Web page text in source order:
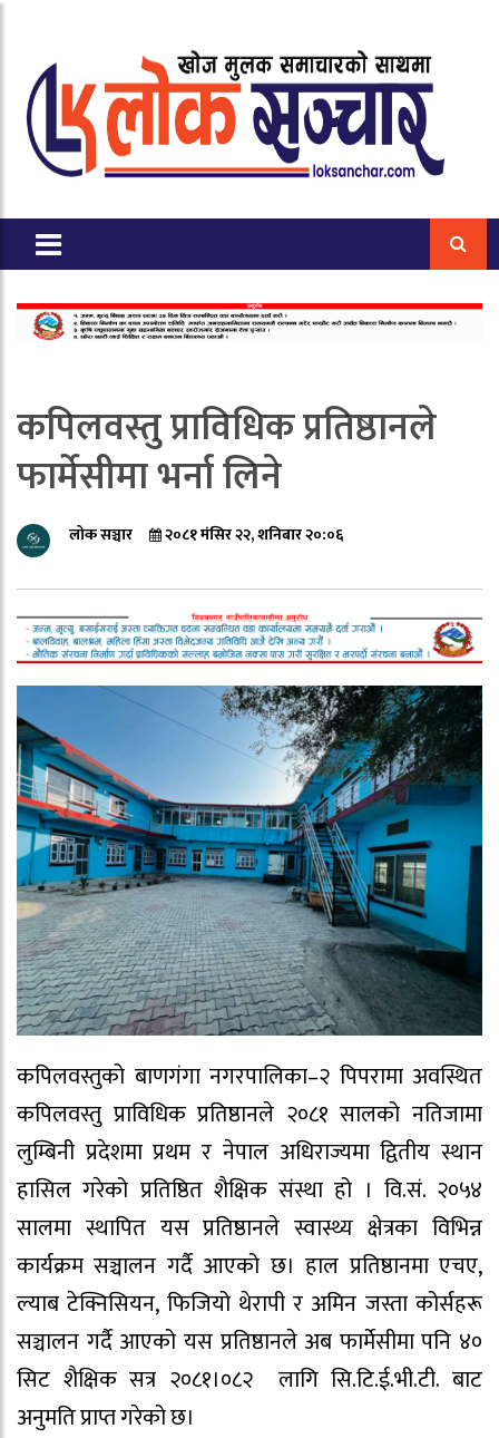
कपिलवस्तु प्राविधिक प्रतिष्ठानले
फार्मेसीमा भर्ना लिने
लोक सञ्चार २०८१ मंसिर २२, शनिबार २०:०६
कपिलवस्तुको बाणगंगा नगरपालिका–२ पिपरामा अवस्थित
कपिलवस्तु प्राविधिक प्रतिष्ठानले २०८१ सालको नतिजामा
लुम्बिनी प्रदेशमा प्रथम र नेपाल अधिराज्यमा द्वितीय स्थान
हासिल गरेको प्रतिष्ठित शैक्षिक संस्था हो । वि.सं. २०५४
सालमा स्थापित यस प्रतिष्ठानले स्वास्थ्य क्षेत्रका विभिन्न
कार्यक्रम सञ्चालन गर्दै आएको छ। हाल प्रतिष्ठानमा एचए,
ल्याब टेक्निसियन, फिजियो थेरापी र अमिन जस्ता कोर्सहरू
सञ्चालन गर्दै आएको यस प्रतिष्ठानले अब फार्मेसीमा पनि ४०
सिट शैक्षिक सत्र २०८१।०८२ लागि सि.टि.ई.भी.टी. बाट
अनुमति प्राप्त गरेको छ।